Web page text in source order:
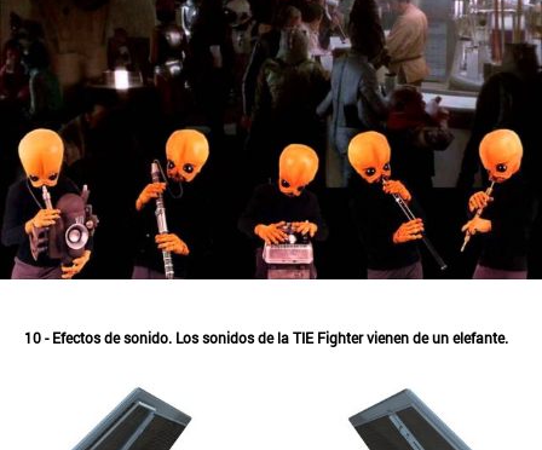
10 - Efectos de sonido. Los sonidos de la TIE Fighter vienen de un elefante.